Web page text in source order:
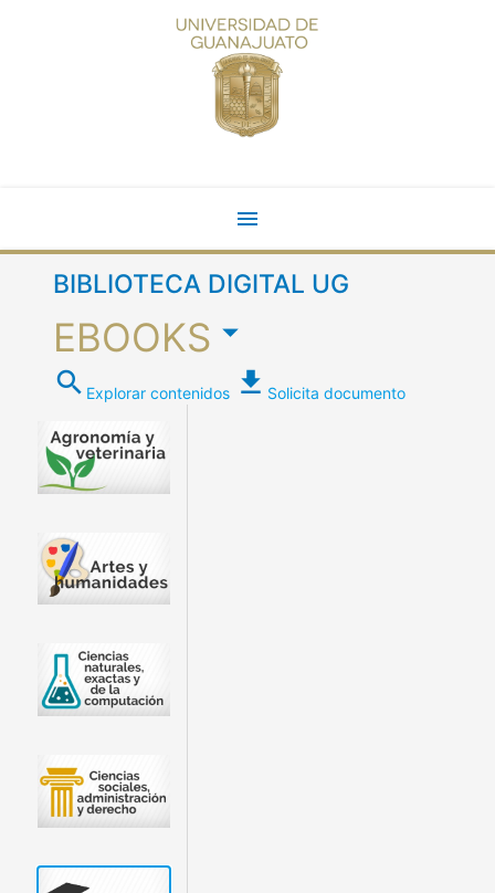
menu
BIBLIOTECA DIGITAL UG
EBOOKS arrow_drop_down
search Explorar contenidos file_download Solicita documento